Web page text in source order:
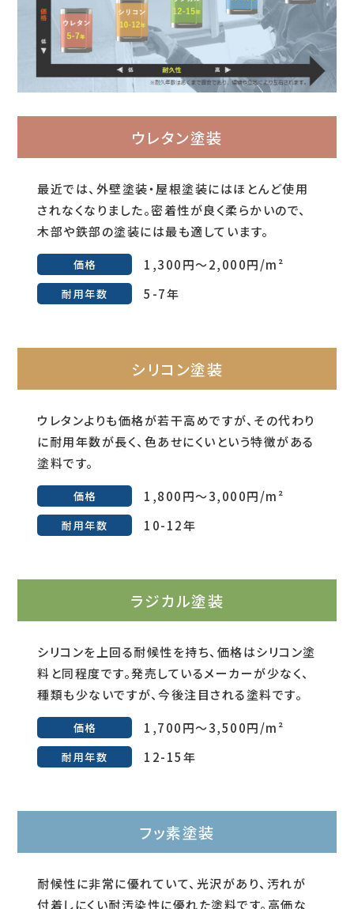
ウレタン塗装
最近では、外壁塗装・屋根塗装にはほとんど使用
されなくなりました。密着性が良く柔らかいので、
木部や鉄部の塗装には最も適しています。
価格 1,300円～2,000円/m²
耐用年数 5-7年
シリコン塗装
ウレタンよりも価格が若干高めですが、その代わり
に耐用年数が長く、色あせにくいという特徴がある
塗料です。
価格 1,800円～3,000円/m²
耐用年数 10-12年
ラジカル塗装
シリコンを上回る耐候性を持ち、価格はシリコン塗
料と同程度です。発売しているメーカーが少なく、
種類も少ないですが、今後注目される塗料です。
価格 1,700円～3,500円/m²
耐用年数 12-15年
フッ素塗装
耐候性に非常に優れていて、光沢があり、汚れが
付着しにくい耐汚染性に優れた塗料です。高価な